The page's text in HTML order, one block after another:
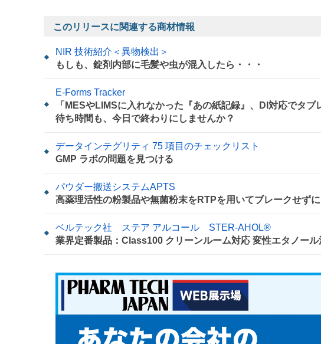
このリリースに関連する商材情報
NIR 技術紹介＜異物検出＞
もしも、錠剤内部に毛髪や虫が混入したら・・・
E-Forms Tracker
「MESやLIMSに入れなかった『あの紙記録』、DI対応でタ
待ち時間も、今日で終わりにしませんか？
データインテグリティ 75 項目のチェックリスト
GMP ラボの問題を見つける
パウダー搬送システムAPTS
高薬理活性の粉製品や無菌粉末をRTPを用いてブレークせず
ベルテック社 ステア アルコール STER-AHOL®
業界定番製品：Class100 クリーンルーム対応 変性エタノール